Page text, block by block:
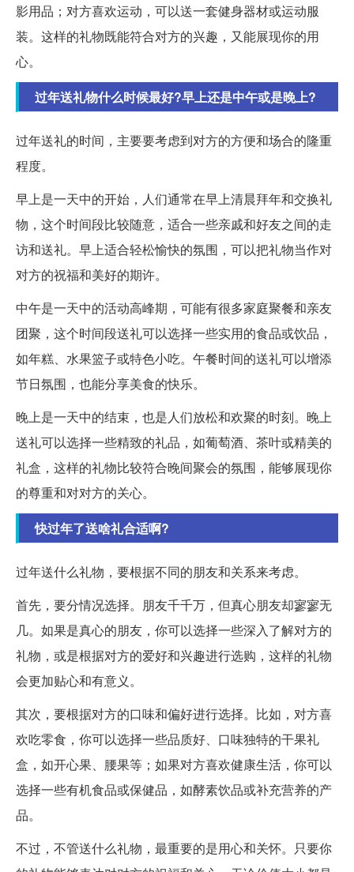
影用品；对方喜欢运动，可以送一套健身器材或运动服
装。这样的礼物既能符合对方的兴趣，又能展现你的用
心。
过年送礼物什么时候最好?早上还是中午或是晚上?
过年送礼的时间，主要要考虑到对方的方便和场合的隆重
程度。
早上是一天中的开始，人们通常在早上清晨拜年和交换礼
物，这个时间段比较随意，适合一些亲戚和好友之间的走
访和送礼。早上适合轻松愉快的氛围，可以把礼物当作对
对方的祝福和美好的期许。
中午是一天中的活动高峰期，可能有很多家庭聚餐和亲友
团聚，这个时间段送礼可以选择一些实用的食品或饮品，
如年糕、水果篮子或特色小吃。午餐时间的送礼可以增添
节日氛围，也能分享美食的快乐。
晚上是一天中的结束，也是人们放松和欢聚的时刻。晚上
送礼可以选择一些精致的礼品，如葡萄酒、茶叶或精美的
礼盒，这样的礼物比较符合晚间聚会的氛围，能够展现你
的尊重和对对方的关心。
快过年了送啥礼合适啊?
过年送什么礼物，要根据不同的朋友和关系来考虑。
首先，要分情况选择。朋友千千万，但真心朋友却寥寥无
几。如果是真心的朋友，你可以选择一些深入了解对方的
礼物，或是根据对方的爱好和兴趣进行选购，这样的礼物
会更加贴心和有意义。
其次，要根据对方的口味和偏好进行选择。比如，对方喜
欢吃零食，你可以选择一些品质好、口味独特的干果礼
盒，如开心果、腰果等；如果对方喜欢健康生活，你可以
选择一些有机食品或保健品，如酵素饮品或补充营养的产
品。
不过，不管送什么礼物，最重要的是用心和关怀。只要你